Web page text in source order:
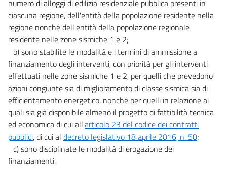
numero di alloggi di edilizia residenziale pubblica presenti in
ciascuna regione, dell'entità della popolazione residente nella
regione nonché dell'entità della popolazione regionale
residente nelle zone sismiche 1 e 2;
b) sono stabilite le modalità e i termini di ammissione a
finanziamento degli interventi, con priorità per gli interventi
effettuati nelle zone sismiche 1 e 2, per quelli che prevedono
azioni congiunte sia di miglioramento di classe sismica sia di
efficientamento energetico, nonché per quelli in relazione ai
quali sia già disponibile almeno il progetto di fattibilità tecnica
ed economica di cui all'articolo 23 del codice dei contratti
pubblici, di cui al decreto legislativo 18 aprile 2016, n. 50;
c) sono disciplinate le modalità di erogazione dei
finanziamenti.